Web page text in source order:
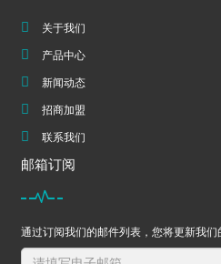
关于我们
产品中心
新闻动态
招商加盟
联系我们
邮箱订阅
通过订阅我们的邮件列表，您将更新我们